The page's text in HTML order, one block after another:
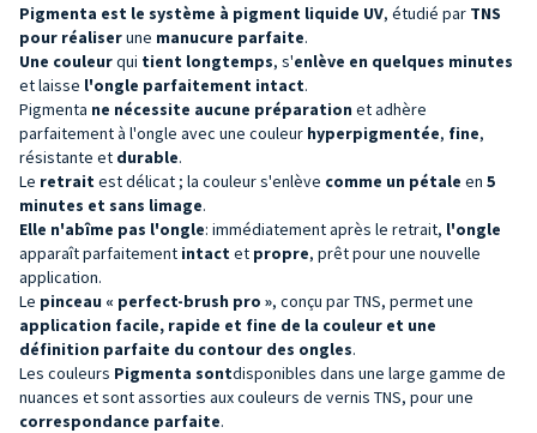
Pigmenta est le système à pigment liquide UV, étudié par TNS
pour réaliserune manucure parfaite.
Une couleurqui tient longtemps, s'enlève en quelques minutes
et laisse l'ongle parfaitement intact.
Pigmenta ne nécessite aucune préparation et adhère
parfaitement à l'ongle avec une couleur hyperpigmentée, fine,
résistante et durable.
Le retrait est délicat ; la couleur s'enlève comme un pétale en 5
minutes et sans limage.
Elle n'abîme pas l'ongle: immédiatement après le retrait, l'ongle
apparaît parfaitement intact et propre, prêt pour une nouvelle
application.
Le pinceau « perfect-brush pro », conçu par TNS, permet une
application facile, rapide et fine de la couleur et une
définition parfaite du contour des ongles.
Les couleurs Pigmenta sontdisponibles dans une large gamme de
nuances et sont assorties aux couleurs de vernis TNS, pour une
correspondance parfaite.